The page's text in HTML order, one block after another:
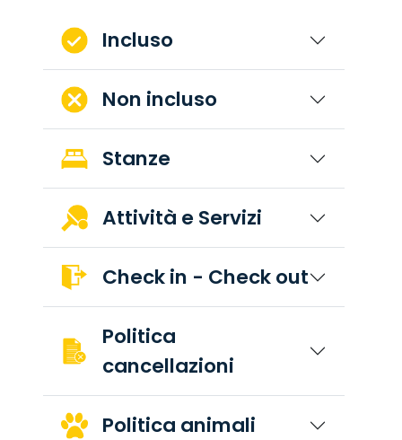
Incluso
Non incluso
Stanze
Attività e Servizi
Check in - Check out
Politica
cancellazioni
Politica animali